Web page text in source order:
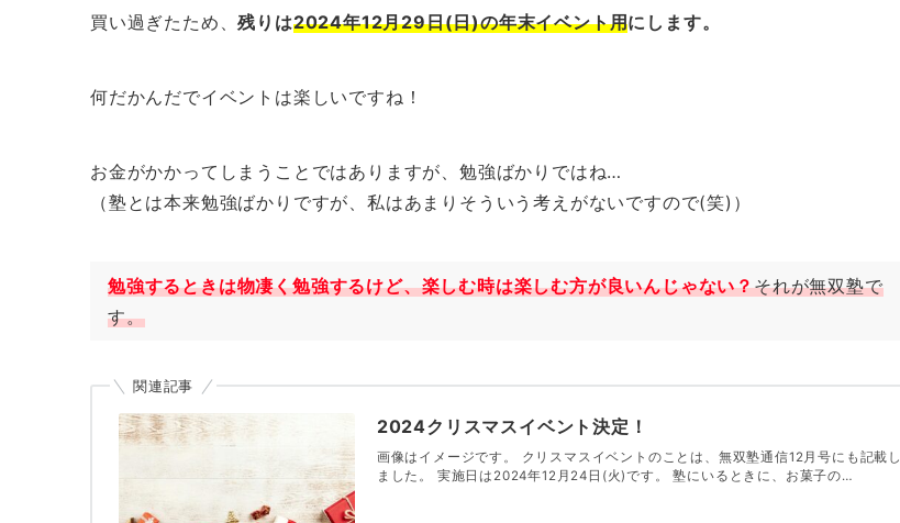
買い過ぎたため、残りは2024年12月29日(日)の年末イベント用にします。
何だかんだでイベントは楽しいですね！
お金がかかってしまうことではありますが、勉強ばかりではね…
（塾とは本来勉強ばかりですが、私はあまりそういう考えがないですので(笑)）
勉強するときは物凄く勉強するけど、楽しむ時は楽しむ方が良いんじゃない？それが無双塾で
す。
関連記事
2024クリスマスイベント決定！
画像はイメージです。 クリスマスイベントのことは、無双塾通信12月号にも記載し
ました。 実施日は2024年12月24日(火)です。 塾にいるときに、お菓子の…